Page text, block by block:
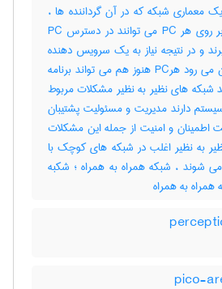
معماری شبکه که در آن گرداننده ها ،
پرونده هاو چاپگرهای بر روی هر PC می توانند در دسترس PC
و در نتیجه نیاز به یک سرویس دهنده
پرونده اختصاصی از بین می رود هرPC هنوز هم می تواند برنامه
شبکه های نظیر به نظیر مشکلات مربوط
دارند مدیریت و مسئولیت پشتیبان
اطمینان و امنیت از جمله این مشکلات
به نظیر اغلب در شبکه های کوچک با
می شوند ، شبکه همراه به همراه ؛ شکبه
به همراه